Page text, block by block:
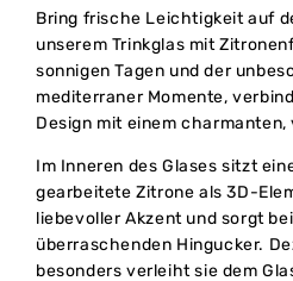
Bring frische Leichtigkeit auf
unserem Trinkglas mit
sonnigen Tagen und der
mediterraner Momente,
Design mit einem
Im Inneren des Glases sitzt
gearbeitete Zitrone als 3D-
liebevoller Akzent und sorgt
überraschenden Hingucker.
besonders verleiht sie dem